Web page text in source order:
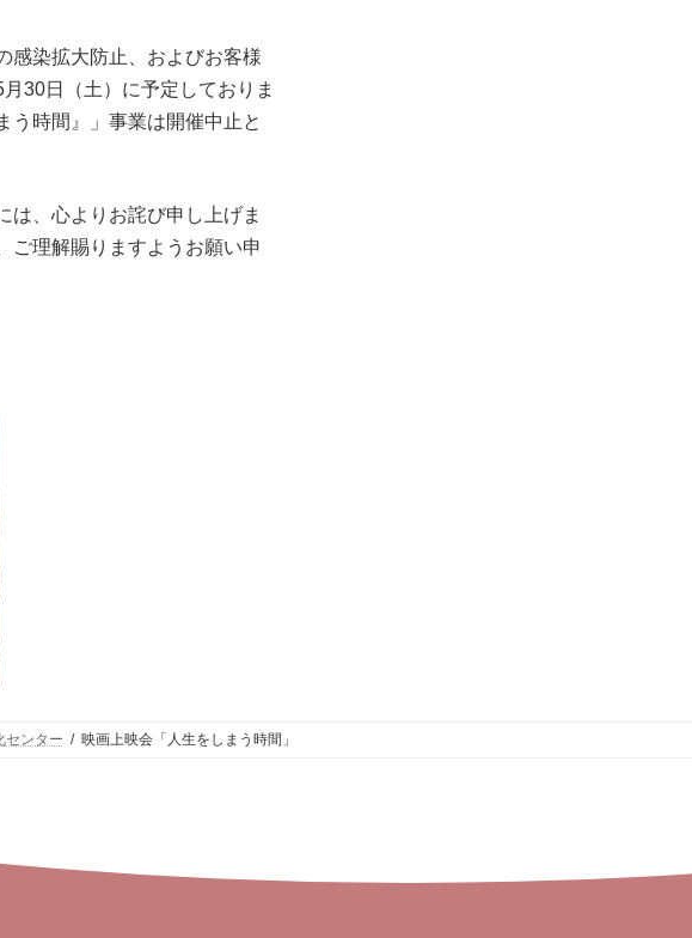
感染拡大防止、およびお客様
30日（土）に予定しておりま
う時間』」事業は開催中止と
は、心よりお詫び申し上げま
ご理解賜りますようお願い申
センター 映画上映会「人生をしまう時間」